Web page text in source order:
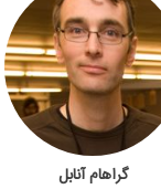
گراهام آنابل